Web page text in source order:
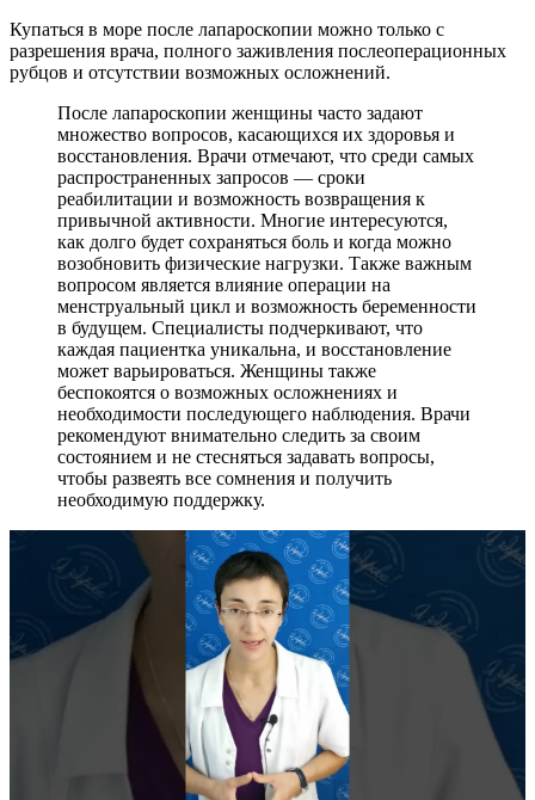
Купаться в море после лапароскопии можно только с
разрешения врача, полного заживления послеоперационных
рубцов и отсутствии возможных осложнений.
После лапароскопии женщины часто задают
множество вопросов, касающихся их здоровья и
восстановления. Врачи отмечают, что среди самых
распространенных запросов — сроки
реабилитации и возможность возвращения к
привычной активности. Многие интересуются,
как долго будет сохраняться боль и когда можно
возобновить физические нагрузки. Также важным
вопросом является влияние операции на
менструальный цикл и возможность беременности
в будущем. Специалисты подчеркивают, что
каждая пациентка уникальна, и восстановление
может варьироваться. Женщины также
беспокоятся о возможных осложнениях и
необходимости последующего наблюдения. Врачи
рекомендуют внимательно следить за своим
состоянием и не стесняться задавать вопросы,
чтобы развеять все сомнения и получить
необходимую поддержку.